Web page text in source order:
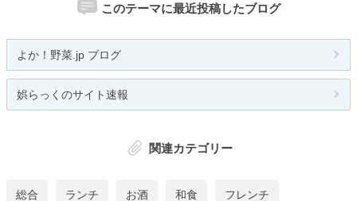
このテーマに最近投稿したブログ
よか！野菜.jp ブログ
娯らっくのサイト速報
関連カテゴリー
総合 ランチ お酒 和食 フレンチ